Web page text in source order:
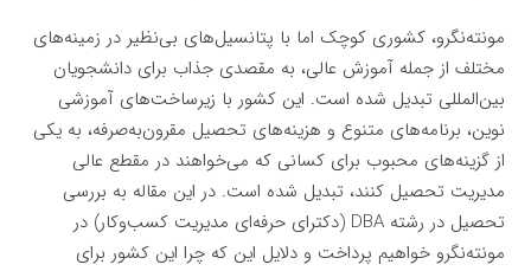
مونته‌نگرو، کشوری کوچک اما با پتانسیل‌های بی‌نظیر در زمینه‌های
مختلف از جمله آموزش عالی، به مقصدی جذاب برای دانشجویان
بین‌المللی تبدیل شده است. این کشور با زیرساخت‌های آموزشی
نوین، برنامه‌های متنوع و هزینه‌های تحصیل مقرون‌به‌صرفه، به یکی
از گزینه‌های محبوب برای کسانی که می‌خواهند در مقطع عالی
مدیریت تحصیل کنند، تبدیل شده است. در این مقاله به بررسی
تحصیل در رشته DBA (دکترای حرفه‌ای مدیریت کسب‌وکار) در
مونته‌نگرو خواهیم پرداخت و دلایل این که چرا این کشور برای